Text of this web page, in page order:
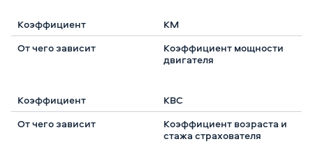
КМ
Коэффициент мощности
двигателя
КВС
Коэффициент возраста и
стажа страхователя